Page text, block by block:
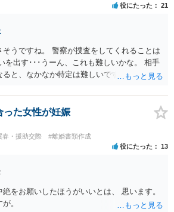
役にたった 21
うですね。 警察が捜査をしてくれることは
を出す･･･うーん、これも難しいかな。 相手
と、なかなか特定は難しいですね。 お役に
った女性が妊娠
春・援助交際 #離婚書類作成
役にたった 13
をお願いしたほうがいいとは、 思います。
。